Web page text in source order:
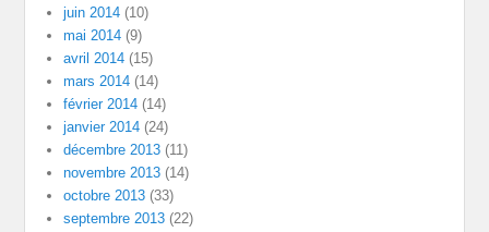
juin 2014 (10)
mai 2014 (9)
avril 2014 (15)
mars 2014 (14)
février 2014 (14)
janvier 2014 (24)
décembre 2013 (11)
novembre 2013 (14)
octobre 2013 (33)
septembre 2013 (22)